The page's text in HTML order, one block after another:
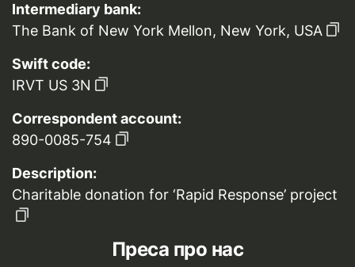
Intermediary bank:
The Bank of New York Mellon, New York, USA
Swift code:
IRVT US 3N
Correspondent account:
890-0085-754
Description:
Charitable donation for ‘Rapid Response’ project
Преса про нас